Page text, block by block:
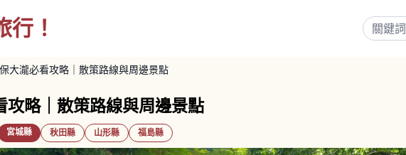
行！
大瀧必看攻略｜散策路線與周邊景點
攻略｜散策路線與周邊景點
宮城縣 秋田縣 山形縣 福島縣